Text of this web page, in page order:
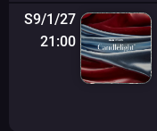
S9/1/27
21:00